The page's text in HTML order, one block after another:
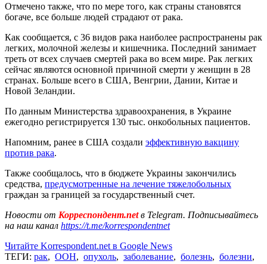
Отмечено также, что по мере того, как страны становятся
богаче, все больше людей страдают от рака.
Как сообщается, с 36 видов рака наиболее распространены рак
легких, молочной железы и кишечника. Последний занимает
треть от всех случаев смертей рака во всем мире. Рак легких
сейчас являются основной причиной смерти у женщин в 28
странах. Больше всего в США, Венгрии, Дании, Китае и
Новой Зеландии.
По данным Министерства здравоохранения, в Украине
ежегодно регистрируется 130 тыс. онкобольных пациентов.
Напомним, ранее в США создали эффективную вакцину
против рака.
Также сообщалось, что в бюджете Украины закончились
средства, предусмотренные на лечение тяжелобольных
граждан за границей за государственный счет.
Новости от Корреспондент.netв Telegram. Подписывайтесь
на наш канал https://t.me/korrespondentnet
Читайте Korrespondent.net в Google News
ТЕГИ: рак, ООН, опухоль, заболевание, болезнь, болезни,